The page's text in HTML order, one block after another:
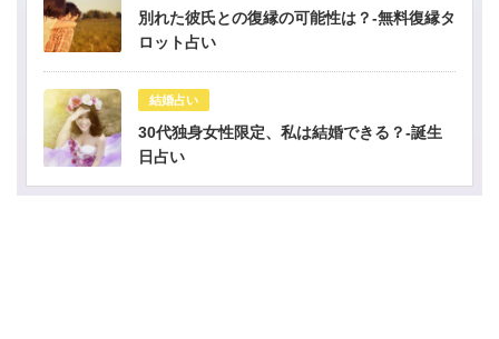
別れた彼氏との復縁の可能性は？-無料復縁タ
ロット占い
結婚占い
30代独身女性限定、私は結婚できる？-誕生
日占い